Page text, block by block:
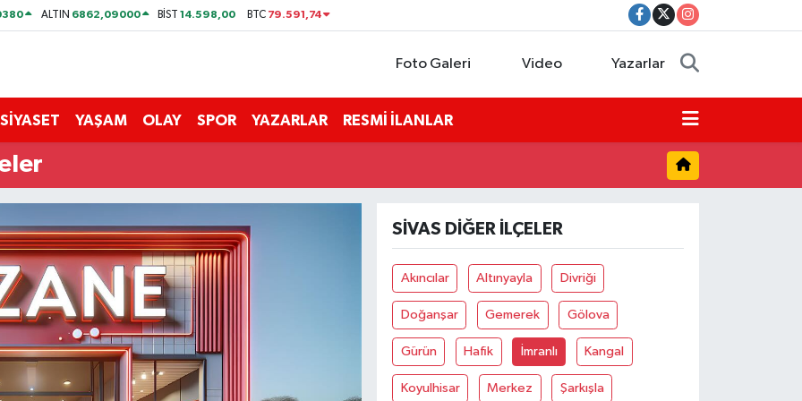
ALTIN 6862,09000 BİST14.598,00 BTC 79.591,74
Foto Galeri Video Yazarlar
SİYASET YAŞAM OLAY SPOR YAZARLAR RESMİ İLANLAR
SIVAS DIĞER İLÇELER
Akıncılar Altınyayla Divriği
Doğanşar Gemerek Gölova
Gürün Hafik İmranlı Kangal
Koyulhisar Merkez Şarkışla